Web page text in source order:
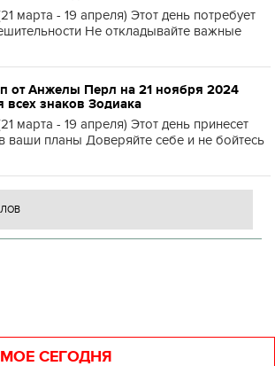
марта - 19 апреля) Этот день потребует
Не откладывайте важные
от Анжелы Перл на 21 ноября 2024
всех знаков Зодиака
марта - 19 апреля) Этот день принесет
ваши планы Доверяйте себе и не бойтесь
СЕГОДНЯ